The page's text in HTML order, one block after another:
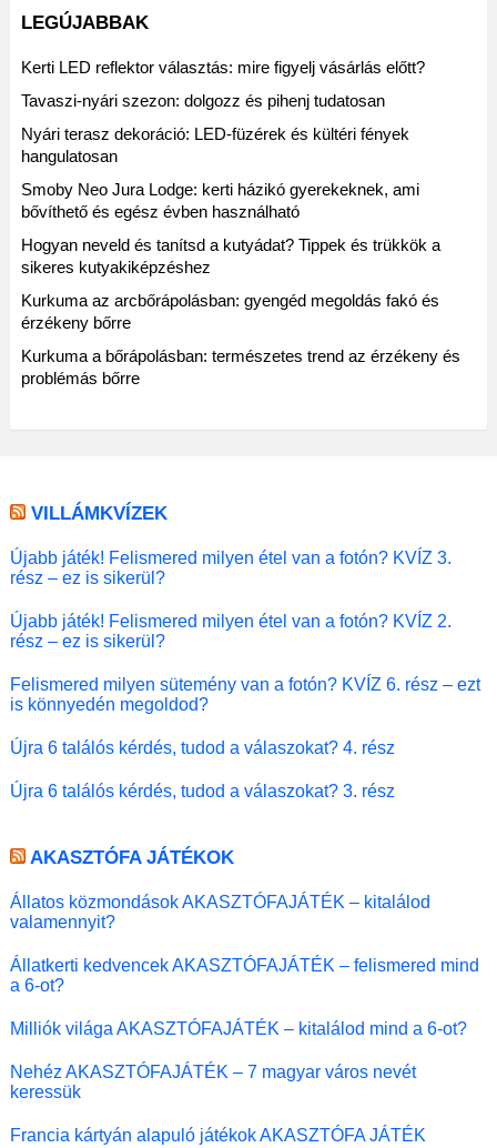
LEGÚJABBAK
Kerti LED reflektor választás: mire figyelj vásárlás előtt?
Tavaszi-nyári szezon: dolgozz és pihenj tudatosan
Nyári terasz dekoráció: LED-füzérek és kültéri fények
hangulatosan
Smoby Neo Jura Lodge: kerti házikó gyerekeknek, ami
bővíthető és egész évben használható
Hogyan neveld és tanítsd a kutyádat? Tippek és trükkök a
sikeres kutyakiképzéshez
Kurkuma az arcbőrápolásban: gyengéd megoldás fakó és
érzékeny bőrre
Kurkuma a bőrápolásban: természetes trend az érzékeny és
problémás bőrre
VILLÁMKVÍZEK
Újabb játék! Felismered milyen étel van a fotón? KVÍZ 3.
rész – ez is sikerül?
Újabb játék! Felismered milyen étel van a fotón? KVÍZ 2.
rész – ez is sikerül?
Felismered milyen sütemény van a fotón? KVÍZ 6. rész – ezt
is könnyedén megoldod?
Újra 6 találós kérdés, tudod a válaszokat? 4. rész
Újra 6 találós kérdés, tudod a válaszokat? 3. rész
AKASZTÓFA JÁTÉKOK
Állatos közmondások AKASZTÓFAJÁTÉK – kitalálod
valamennyit?
Állatkerti kedvencek AKASZTÓFAJÁTÉK – felismered mind
a 6-ot?
Milliók világa AKASZTÓFAJÁTÉK – kitalálod mind a 6-ot?
Nehéz AKASZTÓFAJÁTÉK – 7 magyar város nevét
keressük
Francia kártyán alapuló játékok AKASZTÓFA JÁTÉK